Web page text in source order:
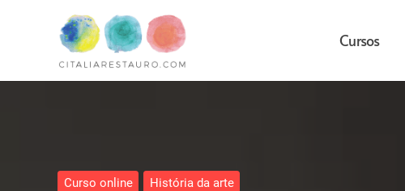
Cursos
Curso online História da arte